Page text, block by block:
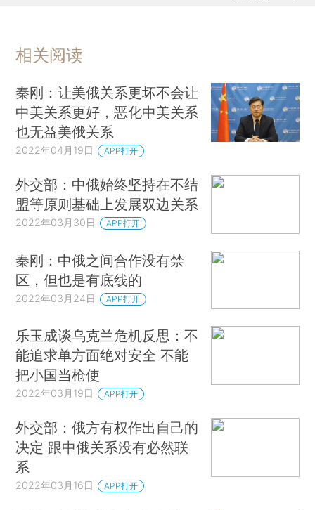
相关阅读
秦刚：让美俄关系更坏不会让
中美关系更好，恶化中美关系
也无益美俄关系
2022年04月19日 APP打开
外交部：中俄始终坚持在不结
盟等原则基础上发展双边关系
2022年03月30日 APP打开
秦刚：中俄之间合作没有禁
区，但也是有底线的
2022年03月24日 APP打开
乐玉成谈乌克兰危机反思：不
能追求单方面绝对安全 不能
把小国当枪使
2022年03月19日 APP打开
外交部：俄方有权作出自己的
决定 跟中俄关系没有必然联
系
2022年03月16日 APP打开